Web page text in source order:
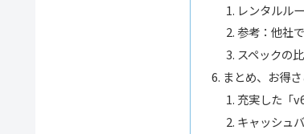
レンタルル
参考：他社
スペックの
まとめ、お得
充実した「
キャッシュ